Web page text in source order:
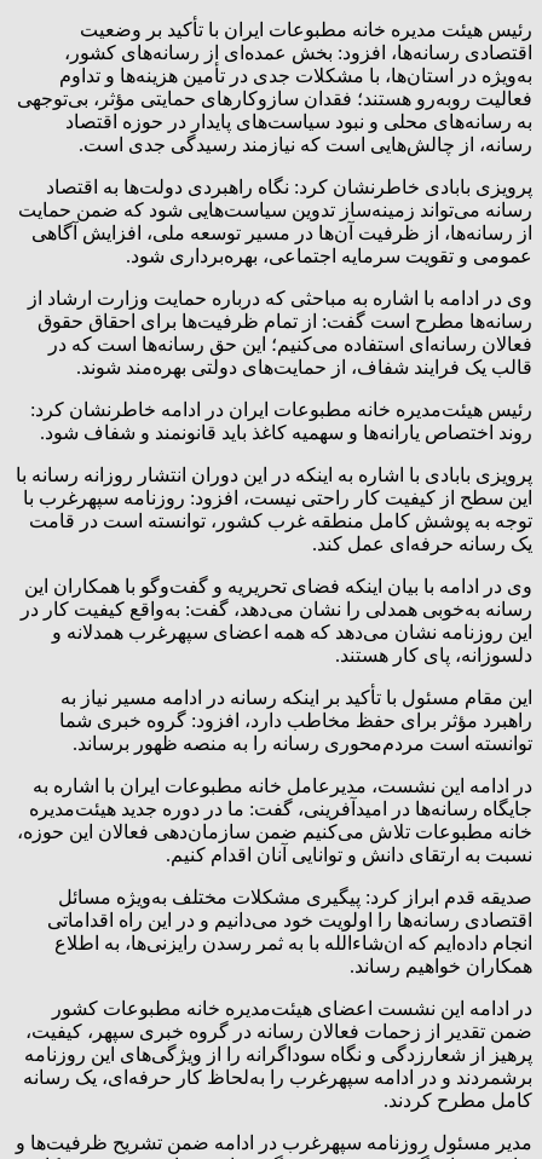
رئیس هیئت‌ مدیره خانه مطبوعات ایران با تأکید بر وضعیت
اقتصادی رسانه‌ها، افزود: بخش عمده‌ای از رسانه‌های کشور،
به‌ویژه در استان‌ها، با مشکلات جدی در تأمین هزینه‌ها و تداوم
فعالیت روبه‌رو هستند؛ فقدان سازوکارهای حمایتی مؤثر، بی‌توجهی
به رسانه‌های محلی و نبود سیاست‌های پایدار در حوزه اقتصاد
رسانه، از چالش‌هایی است که نیازمند رسیدگی جدی است.
پرویزی بابادی خاطرنشان کرد: نگاه راهبردی دولت‌ها به اقتصاد
رسانه می‌تواند زمینه‌ساز تدوین سیاست‌هایی شود که ضمن حمایت
از رسانه‌ها، از ظرفیت آن‌ها در مسیر توسعه ملی، افزایش آگاهی
عمومی و تقویت سرمایه اجتماعی، بهره‌برداری شود.
وی در ادامه با اشاره به مباحثی که درباره حمایت‌ وزارت ارشاد از
رسانه‌ها مطرح است گفت: از تمام ظرفیت‌ها برای احقاق حقوق
فعالان رسانه‌ای استفاده می‌کنیم؛ این حق رسانه‌ها است که در
قالب یک فرایند شفاف، از حمایت‌های دولتی بهره‌مند شوند.
رئیس هیئت‌مدیره خانه مطبوعات ایران در ادامه خاطرنشان کرد:
روند اختصاص یارانه‌ها و سهمیه کاغذ باید قانونمند و شفاف شود.
پرویزی بابادی با اشاره به اینکه در این دوران انتشار روزانه رسانه با
این سطح از کیفیت کار راحتی نیست، افزود: روزنامه سپهرغرب با
توجه به پوشش کامل منطقه غرب کشور، توانسته است در قامت
یک رسانه حرفه‌ای عمل کند.
وی در ادامه با بیان اینکه فضای تحریریه و گفت‌وگو با همکاران این
رسانه به‌خوبی همدلی را نشان می‌دهد، گفت: به‌واقع کیفیت کار در
این روزنامه نشان می‌دهد که همه اعضای سپهرغرب همدلانه و
دلسوزانه، پای کار هستند.
این مقام مسئول با تأکید بر اینکه رسانه در ادامه مسیر نیاز به
راهبرد مؤثر برای حفظ مخاطب دارد، افزود: گروه خبری شما
توانسته است مردم‌محوری رسانه را به منصه ظهور برساند.
در ادامه این نشست، مدیرعامل خانه مطبوعات ایران با اشاره به
جایگاه رسانه‌ها در امیدآفرینی، گفت: ما در دوره جدید هیئت‌مدیره
خانه مطبوعات تلاش می‌کنیم ضمن سازمان‌دهی فعالان این حوزه،
نسبت به ارتقای دانش و توانایی آنان اقدام کنیم.
صدیقه قدم ابراز کرد: پیگیری مشکلات مختلف به‌ویژه مسائل
اقتصادی رسانه‌ها را اولویت خود می‌دانیم و در این راه اقداماتی
انجام داده‌ایم که ان‌شاءالله با به ثمر رسدن رایزنی‌ها، به اطلاع
همکاران خواهیم رساند.
در ادامه این نشست اعضای هیئت‌مدیره خانه مطبوعات کشور
ضمن تقدیر از زحمات فعالان رسانه در گروه خبری سپهر، کیفیت،
پرهیز از شعارزدگی و نگاه سوداگرانه را از ویژگی‌های این روزنامه
برشمردند و در ادامه سپهرغرب را به‌لحاظ کار حرفه‌ای، یک رسانه
کامل مطرح کردند.
مدیر مسئول روزنامه سپهرغرب در ادامه ضمن تشریح ظرفیت‌ها و